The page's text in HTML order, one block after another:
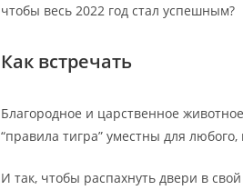
чтобы весь 2022 год стал успешным?
Как встречать
Благородное и царственное
“правила тигра” уместны для
И так, чтобы распахнуть двери в